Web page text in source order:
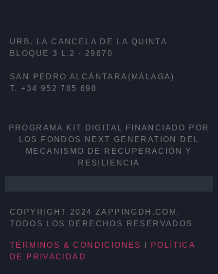
URB. LA CANCELA DE LA QUINTA
BLOQUE 3 L.2 · 29670
SAN PEDRO ALCÁNTARA(MÁLAGA)
T. +34 952 785 698
PROGRAMA KIT DIGITAL FINANCIADO POR
LOS FONDOS NEXT GENERATION DEL
MECANISMO DE RECUPERACIÓN Y
RESILIENCIA
COPYRIGHT 2024 ZAPPINGDH.COM.
TODOS LOS DERECHOS RESERVADOS
TÉRMINOS & CONDICIONES
POLÍTICA
DE PRIVACIDAD